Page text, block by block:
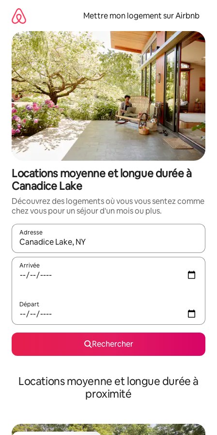
directement
contenu
Mettre mon logement sur Airbnb
Locations moyenne et longue durée à
Canadice Lake
Découvrez des logements où vous vous sentez comme
chez vous pour un séjour d'un mois ou plus.
Adresse
Lorsque les résultats s'affichent, utilisez les flèches vers le
Arrivée
Départ
Rechercher
Locations moyenne et longue durée à
proximité